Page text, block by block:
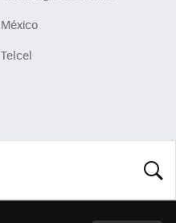
México
Telcel